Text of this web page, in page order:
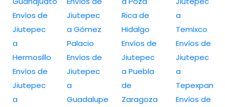
Envíos de
Jiutepec
a
Hermosillo
Envíos de
Jiutepec
a
Jiutepec
a Gómez
Palacio
Envíos de
Jiutepec
a
Guadalupe
Rica de
Hidalgo
Envíos de
Jiutepec
a Puebla
de
Zaragoza
a
Temixco
Envíos de
Jiutepec
a
Tepexpan
Envíos de